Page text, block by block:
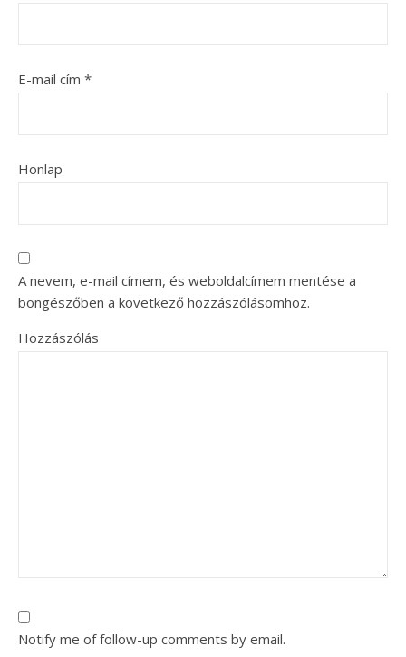
E-mail cím *
Honlap
A nevem, e-mail címem, és weboldalcímem mentése a
böngészőben a következő hozzászólásomhoz.
Hozzászólás
Notify me of follow-up comments by email.